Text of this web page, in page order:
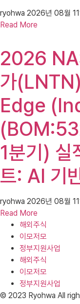
ryohwa 2026년 08월 11
Read More
2026
가
Edge
1분기) 실
트: AI 기
ryohwa 2026년 08월 11
Read More
해외주식
이모저모
정부지원사업
해외주식
이모저모
정부지원사업
© 2023 Ryohwa All